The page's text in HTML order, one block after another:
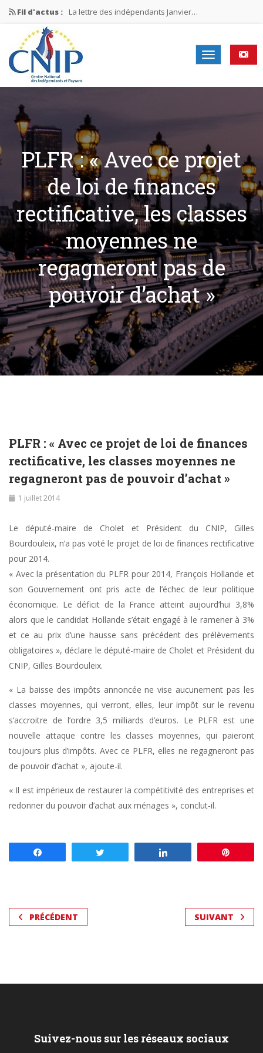
Fil d'actus : La lettre des indépendants Janvier…
La lettre des indépendants Novembre…
La lettre des indépendants Juin…
Mission nationale ÉLECTIONS MUNICIPALES 2026
PLFR : « Avec ce projet
de loi de finances
rectificative, les classes
moyennes ne
regagneront pas de
pouvoir d’achat »
PLFR : « Avec ce projet de loi de finances
rectificative, les classes moyennes ne
regagneront pas de pouvoir d’achat »
1 juillet 2014
Le député-maire de Cholet et Président du CNIP, Gilles
Bourdouleix, n’a pas voté le projet de loi de finances rectificative
pour 2014.
« Avec la présentation du PLFR pour 2014, François Hollande et
son Gouvernement ont pris acte de l’échec de leur politique
économique. Le déficit de la France atteint aujourd’hui 3,8%
alors que le candidat Hollande s’était engagé à le ramener à 3%
et ce au prix d’une hausse sans précédent des prélèvements
obligatoires », déclare le député-maire de Cholet et Président du
CNIP, Gilles Bourdouleix.
« La baisse des impôts annoncée ne vise aucunement pas les
classes moyennes, qui verront, elles, leur impôt sur le revenu
s’accroitre de l’ordre 3,5 milliards d’euros. Le PLFR est une
nouvelle attaque contre les classes moyennes, qui paieront
toujours plus d’impôts. Avec ce PLFR, elles ne regagneront pas
de pouvoir d’achat », ajoute-il.
« Il est impérieux de restaurer la compétitivité des entreprises et
redonner du pouvoir d’achat aux ménages », conclut-il.
PRÉCÉDENT SUIVANT
Suivez-nous sur les réseaux sociaux